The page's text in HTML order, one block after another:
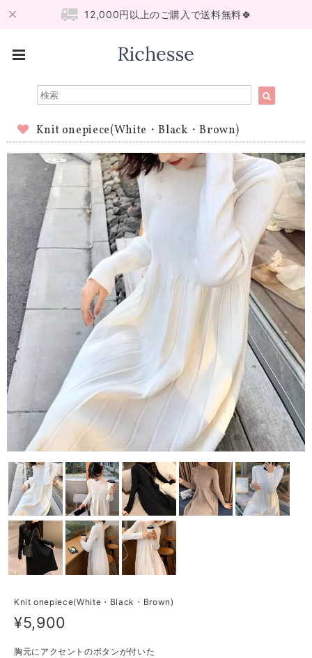
12,000円以上のご購入で送料無料🍀
Knit onepiece(White・Black・Brown)
Knit onepiece(White・Black・Brown)
¥5,900
胸元にアクセントのボタンが付いた